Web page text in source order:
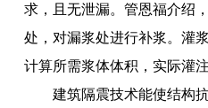
求，且无泄漏。管恩福介绍
处，对漏浆处进行补浆。灌
计算所需浆体体积，实际灌
建筑隔震技术能使结构